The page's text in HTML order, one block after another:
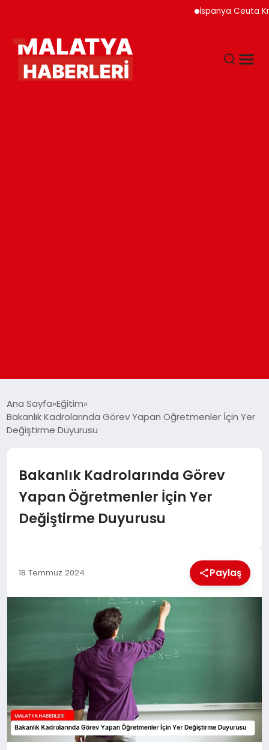
İspanya Ceuta
GÜNDEM
DÜNYA
EĞITIM
MAGAZIN
TEKNOLOJI
Ana Sayfa Eğitim
Bakanlık Kadrolarında Görev Yapan Öğretmenler İçin Yer
Değiştirme Duyurusu
Bakanlık Kadrolarında Görev
Yapan Öğretmenler İçin Yer
Değiştirme Duyurusu
18 Temmuz 2024 Paylaş